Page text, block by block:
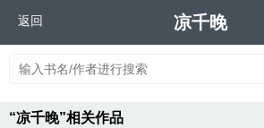
返回 凉千晚
“凉千晚”相关作品